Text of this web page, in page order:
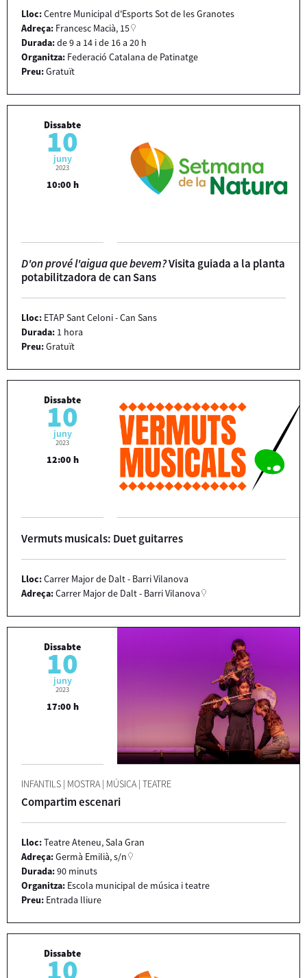
Lloc:Centre Municipal d'Esports Sot de les Granotes
Adreça: Francesc Macià, 15
Durada:de 9 a 14 i de 16 a 20 h
Organitza: Federació Catalana de Patinatge
Preu:Gratuït
Dissabte
10
juny
2023
10:00 h
D'on prové l'aigua que bevem?Visita guiada a la planta
potabilitzadora de can Sans
Lloc: ETAP Sant Celoni - Can Sans
Durada: 1 hora
Preu:Gratuït
Dissabte
10
juny
2023
12:00 h
Vermuts musicals: Duet guitarres
Lloc:Carrer Major de Dalt - Barri Vilanova
Adreça:Carrer Major de Dalt - Barri Vilanova
Dissabte
10
juny
2023
17:00 h
INFANTILS | MOSTRA | MÚSICA | TEATRE
Compartim escenari
Lloc:Teatre Ateneu, Sala Gran
Adreça:Germà Emilià, s/n
Durada:90 minuts
Organitza: Escola municipal de música i teatre
Preu: Entrada lliure
Dissabte
10